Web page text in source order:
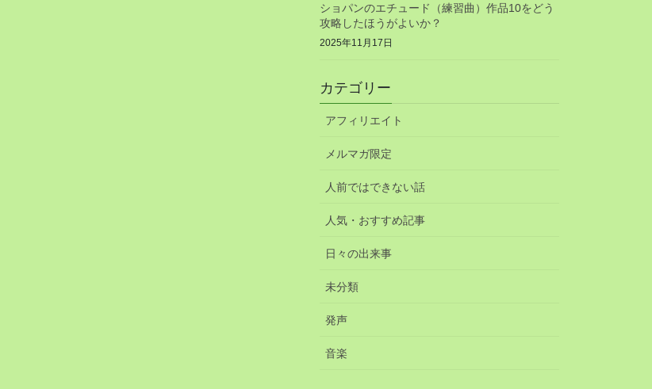
ショパンのエチュード（練習曲）作品10をどう
攻略したほうがよいか？
2025年11月17日
カテゴリー
アフィリエイト
メルマガ限定
人前ではできない話
人気・おすすめ記事
日々の出来事
未分類
発声
音楽